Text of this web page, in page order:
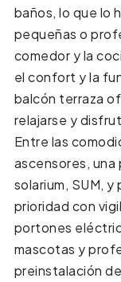
baños, lo que lo
pequeñas o
comedor y la
el confort y la
balcón terraza
relajarse y
Entre las
ascensores,
solarium, SUM, y
prioridad con
portones
mascotas y
preinstalación